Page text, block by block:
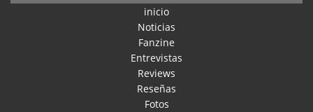
inicio
Noticias
Fanzine
Entrevistas
Reviews
Reseñas
Fotos